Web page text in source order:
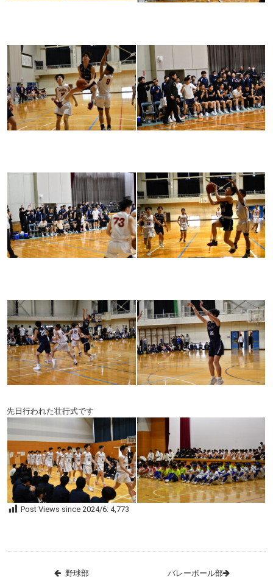
先日行われた壮行式です
Post Views since 2024/6: 4,773
野球部 バレーボール部